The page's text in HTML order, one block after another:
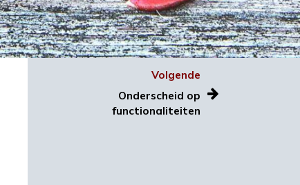
Volgende
Onderscheid op
functionaliteiten